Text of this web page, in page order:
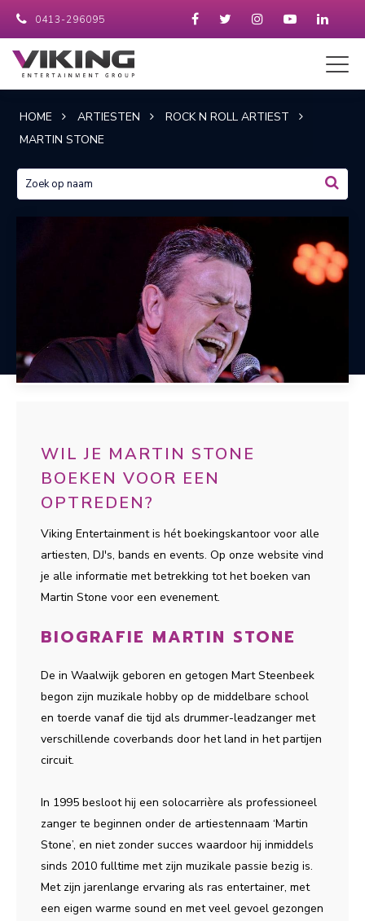
0413-296095
HOME ARTIESTEN
ROCK N ROLL ARTIEST
MARTIN STONE
WIL JE MARTIN STONE
BOEKEN VOOR EEN
OPTREDEN?
Viking Entertainment is hét boekingskantoor voor alle
artiesten, DJ's, bands en events. Op onze website vind
je alle informatie met betrekking tot het boeken van
Martin Stone voor een evenement.
BIOGRAFIE MARTIN STONE
De in Waalwijk geboren en getogen Mart Steenbeek
begon zijn muzikale hobby op de middelbare school
en toerde vanaf die tijd als drummer-leadzanger met
verschillende coverbands door het land in het partijen
circuit.
In 1995 besloot hij een solocarrière als professioneel
zanger te beginnen onder de artiestennaam ‘Martin
Stone’, en niet zonder succes waardoor hij inmiddels
sinds 2010 fulltime met zijn muzikale passie bezig is.
Met zijn jarenlange ervaring als ras entertainer, met
een eigen warme sound en met veel gevoel gezongen